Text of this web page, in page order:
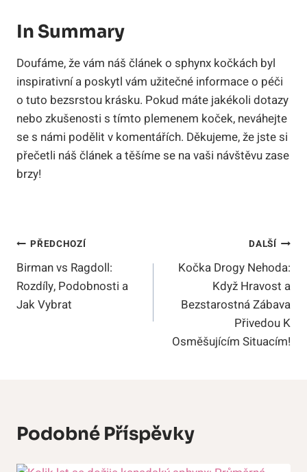
In Summary
Doufáme, že vám náš článek o sphynx kočkách byl
inspirativní a poskytl vám užitečné informace o péči
o tuto bezsrstou krásku. Pokud máte jakékoli dotazy
nebo zkušenosti s tímto plemenem koček, neváhejte
se s námi podělit v komentářích. Děkujeme, že jste si
přečetli náš článek a těšíme se na vaši návštěvu zase
brzy!
Navigace
Pro
Příspěvek
PŘEDCHOZÍ
Birman vs Ragdoll:
Rozdíly, Podobnosti a
Jak Vybrat
DALŠÍ
Kočka Drogy Nehoda:
Když Hravost a
Bezstarostná Zábava
Přivedou K
Osměšujícím Situacím!
Podobné Příspěvky